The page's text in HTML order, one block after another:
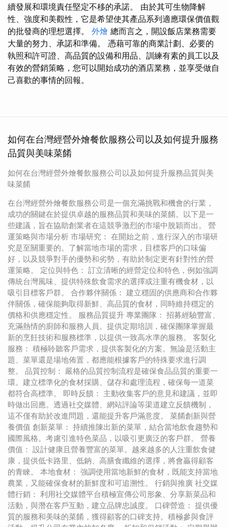
續發展和環境責任堅定不移的承諾。 由於其可生物降解
性、強度和美觀性，它是希望使其產品系列適應環保價值觀
的批發商的理想選擇。 外燴 總而言之，開設飯店業務需要
大量的努力、承諾和準備。 憑藉可靠的商業計劃、必要的
執照和許可證、高品質的設備和用品、訓練有素的員工以及
有效的營銷策略，您可以開始成功的酒店業務，並享受做自
己喜歡的事情的回報。
如何在台灣經營外燴餐飲服務公司以及如何提升服務
品質與美味菜餚
如何在台灣經營外燴餐飲服務公司以及如何提升服務品質與美
味菜餚
在台灣經營外燴餐飲服務公司是一個充滿挑戰和機會的行業，
成功的關鍵在於提供卓越的服務品質和美味的菜餚。以下是一
些建議，旨在協助創業者在這競爭激烈的市場中脫穎而出。 營
運策略與市場分析 市場研究： 在開始之前，進行深入的市場研
究是至關重要的。了解當地市場的需求，目標客戶的口味偏
好，以及競爭對手的優勢和劣勢，有助於制定更有針對性的營
運策略。 定位與特色： 訂立清晰的經營定位和特色，例如強調
傳統台灣風味、提供特殊飲食需求的選擇或注重有機食材，以
吸引目標客戶群。 合作夥伴關係： 建立穩固的供應商和合作夥
伴關係，確保能夠取得新鮮、高品質的食材，同時維持穩定的
價格和供應穩定性。 服務品質提升 專業團隊： 招募經驗豐富、
充滿熱情的廚師和服務人員。提供定期培訓，確保團隊掌握最
新的烹飪技術和服務標準，以提供一致高水準的服務。 客製化
服務： 積極聆聽客戶需求，提供客製化的方案。無論是活動主
題、菜單還是場地佈置，都應能根據客戶的特殊要求進行調
整。 品質控制： 嚴格的品質控制流程是確保食品品質的重要一
環。建立標準化的食材採購、儲存和處理流程，確保每一道菜
都符合高標準。 即時反饋： 主動收集客戶的意見和建議，並即
時做出回應。透過社交媒體、網站評論等渠道建立反饋機制，
這不僅有助於改進問題，還能提升客戶滿意度。 菜餚創新與營
養價值 創新菜單： 持續推陳出新的菜單，結合當地飲食趨勢和
國際風格。考慮引進特色菜品，以吸引更廣泛的客戶群。 營養
價值： 設計健康且營養豐富的菜單。越來越多的人注重飲食健
康，提供低卡路里、低鈉、高膳食纖維的選擇，將會贏得顧客
的青睞。 本地食材： 強調使用當地新鮮的食材，既能支持當地
農業，又能確保食材的新鮮度和可追溯性。 行銷與推廣 社交媒
體行銷： 利用社交媒體平台積極宣傳公司形象、分享新菜品和
活動，與潛在客戶互動，建立品牌忠誠度。 口碑營造： 提供優
質的服務和美味的菜餚，獲得顧客的口碑支持。積極參與食評